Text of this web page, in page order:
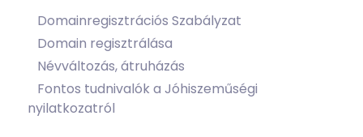
Domainregisztrációs Szabályzat
Domain regisztrálása
Névváltozás, átruházás
Fontos tudnivalók a Jóhiszeműségi
nyilatkozatról